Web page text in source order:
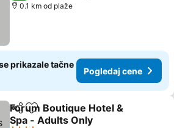
0.1 km od plaže
prikazale tačne
Pogledaj cene
Deli Dodati u favorite
Forum Boutique Hotel &
Spa - Adults Only